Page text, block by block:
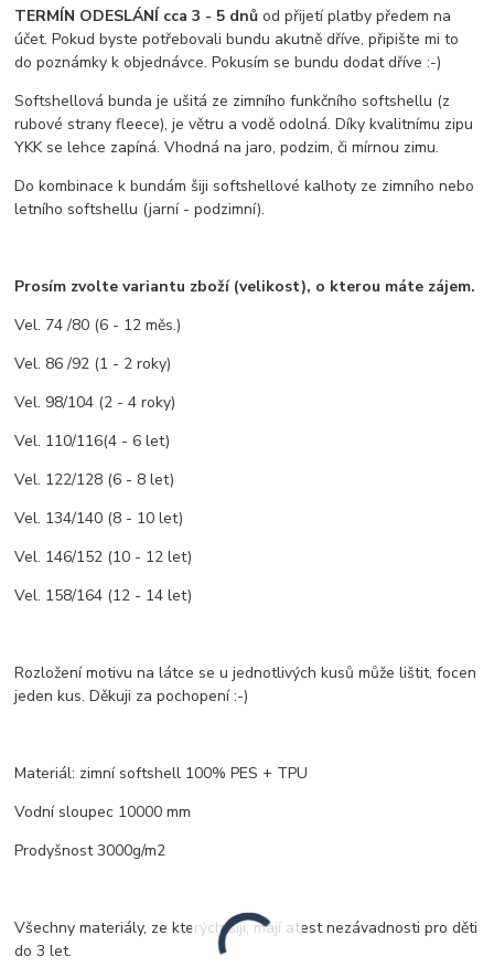
TERMÍN ODESLÁNÍ cca 3 - 5 dnůod přijetí platby předem na
účet. Pokud byste potřebovali bundu akutně dříve, připište mi to
do poznámky k objednávce. Pokusím se bundu dodat dříve :-)
Softshellová bunda je ušitá ze zimního funkčního softshellu (z
rubové strany fleece), je větru a vodě odolná. Díky kvalitnímu zipu
YKK se lehce zapíná. Vhodná na jaro, podzim, či mírnou zimu.
Do kombinace k bundám šiji softshellové kalhoty ze zimního nebo
letního softshellu (jarní - podzimní).
Prosím zvolte variantu zboží (velikost), o kterou máte zájem.
Vel. 74 /80 (6 - 12 měs.)
Vel. 86 /92 (1 - 2 roky)
Vel. 98/104 (2 - 4 roky)
Vel. 110/116(4 - 6 let)
Vel. 122/128 (6 - 8 let)
Vel. 134/140 (8 - 10 let)
Vel. 146/152 (10 - 12 let)
Vel. 158/164 (12 - 14 let)
Rozložení motivu na látce se u jednotlivých kusů může lištit, focen
jeden kus. Děkuji za pochopení :-)
Materiál: zimní softshell 100% PES + TPU
Vodní sloupec 10000 mm
Prodyšnost 3000g/m2
Všechny materiály, ze kterých šiji, mají atest nezávadnosti pro děti
do 3 let.